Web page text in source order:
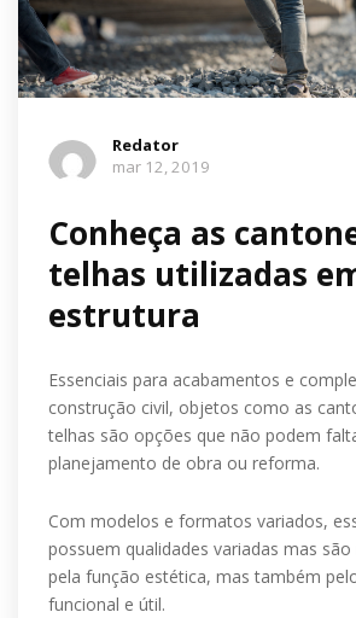
Redator
mar 12, 2019
Conheça as
telhas utilizadas
estrutura
Essenciais para acabamentos e
construção civil, objetos como as
telhas são opções que não podem
planejamento de obra ou reforma.
Com modelos e formatos variados,
possuem qualidades variadas mas são
pela função estética, mas também
funcional e útil.